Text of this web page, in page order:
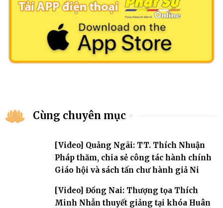
Cùng chuyên mục
[Video] Quảng Ngãi: TT. Thích Nhuận
Pháp thăm, chia sẻ công tác hành chính
Giáo hội và sách tấn chư hành giả Ni
[Video] Đồng Nai: Thượng tọa Thích
Minh Nhẫn thuyết giảng tại khóa Huân